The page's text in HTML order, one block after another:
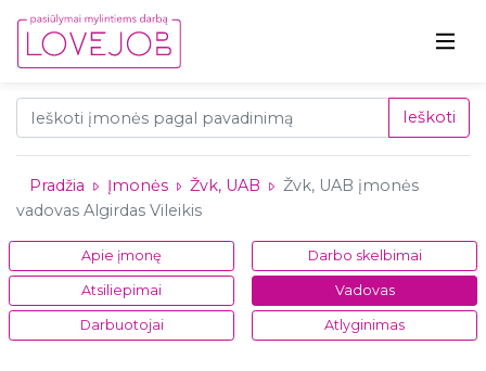
Ieškoti
Pradžia Įmonės Žvk, UAB
Žvk, UAB įmonės
vadovas Algirdas Vileikis
Apie įmonę Darbo skelbimai
Atsiliepimai Vadovas
Darbuotojai Atlyginimas